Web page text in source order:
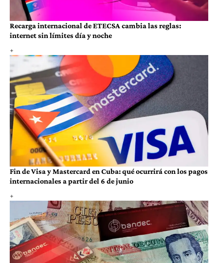
Recarga internacional de ETECSA cambia las reglas:
internet sin límites día y noche
Fin de Visa y Mastercard en Cuba: qué ocurrirá con los pagos
internacionales a partir del 6 de junio